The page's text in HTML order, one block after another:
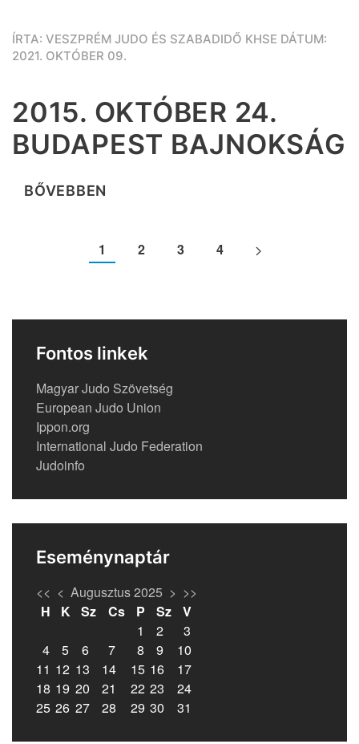
ÍRTA: VESZPRÉM JUDO ÉS SZABADIDŐ KHSE DÁTUM:
2021. OKTÓBER 09.
2015. OKTÓBER 24.
BUDAPEST BAJNOKSÁG
BŐVEBBEN
1 2 3 4
Fontos linkek
Magyar Judo Szövetség
European Judo Union
Ippon.org
International Judo Federation
Judoinfo
Eseménynaptár
<< < Augusztus 2025 > >>
H
K Sz Cs P Sz
V
1
2
3
4
5 6 7 8 9
10
11 12 13 14 15 16
17
18 19 20 21 22 23
24
25 26 27 28 29 30 31